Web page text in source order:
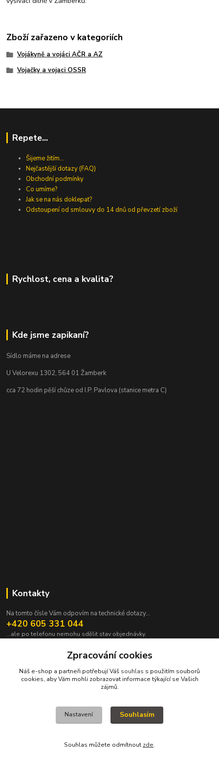
Zboží zařazeno v kategoriích
Vojákyně a vojáci AČR a AZ
Vojačky a vojaci OSSR
Repete...
Šijeme žitím...
Nejčastější dotazy (FAQ)
Obchodní podmínky
Co umíme?
Jak se na nás doklepat?
Odstoupení od smlouvy do 14 dnů od převzetí zboží
Rychlost, cena a kvalita?
Kde jsme zapikaní?
Sídlo máme na adrese
U Velorexu 1302, 564 01 Žamberk
cca 72 hodin pěší chůze od I.P. Pavlova (stanice metra C)
Kontakty
Na tomto čísle Vám odpovím na technické dotazy...
+420 605 331 044
...ale po telefonu nemohu sdělit stav objednávky.
pavek@janpavek.com
VŠECHNY VÝROBKY V TOMTO ESHOPU JSOU VYRÁBĚNY NA ZAKÁZKU a
KOPYRAJT ORAJT! (c)2015-2022
Zpracování cookies
Náš e-shop a partneři potřebují Váš souhlas s použitím souborů
cookies, aby Vám mohli zobrazovat informace týkající se Vašich
zájmů.
Nastavení Souhlasím
Souhlas můžete odmítnout zde.